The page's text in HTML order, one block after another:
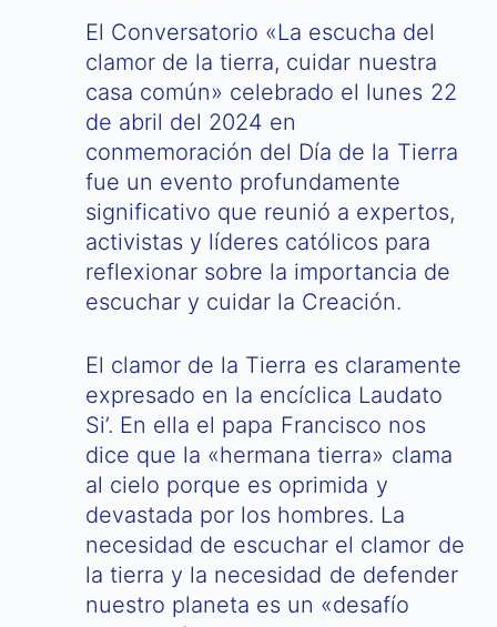
El Conversatorio «La escucha del
clamor de la tierra, cuidar nuestra
casa común» celebrado el lunes 22
de abril del 2024 en
conmemoración del Día de la Tierra
fue un evento profundamente
significativo que reunió a expertos,
activistas y líderes católicos para
reflexionar sobre la importancia de
escuchar y cuidar la Creación.
El clamor de la Tierra es claramente
expresado en la encíclica Laudato
Si’. En ella el papa Francisco nos
dice que la «hermana tierra» clama
al cielo porque es oprimida y
devastada por los hombres. La
necesidad de escuchar el clamor de
la tierra y la necesidad de defender
nuestro planeta es un «desafío